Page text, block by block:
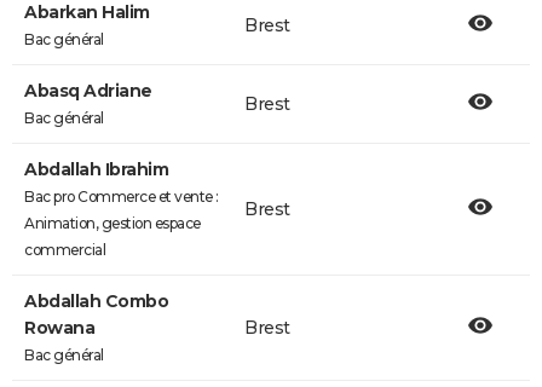
Abarkan Halim
Bac général
Brest
Abasq Adriane
Bac général
Brest
Abdallah Ibrahim
Bac pro Commerce et vente :
Animation, gestion espace
commercial
Brest
Abdallah Combo
Rowana
Bac général
Brest